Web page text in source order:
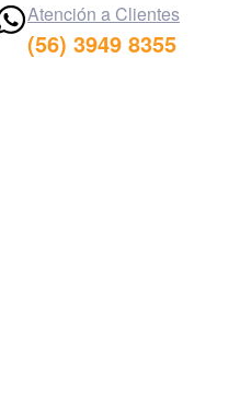
Atención a Clientes
(56) 3949 8355